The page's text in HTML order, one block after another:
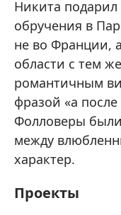
Никита
обручения в
не во Франции,
области с тем
романтичным
фразой «а
Фолловеры
между
характер.
Проекты